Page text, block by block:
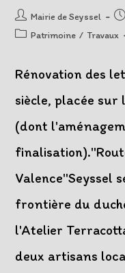
Auteur/autrice
de
Mairie de Seyssel
PostPatrimoine / Travaux
Rénovation des
siècle, placée
(dont
Valence"Seyssel
frontière du
l'Atelier
deux artisans